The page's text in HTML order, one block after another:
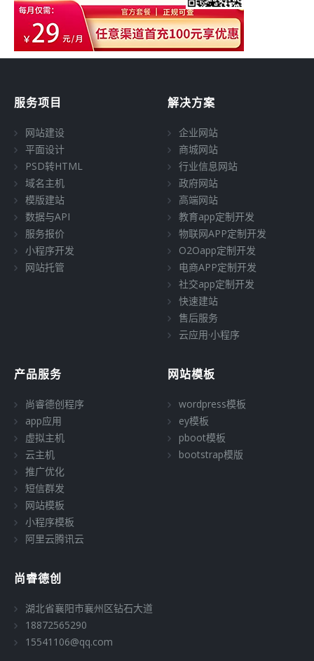
服务项目
网站建设
平面设计
PSD转HTML
域名主机
模版建站
数据与API
服务报价
小程序开发
网站托管
解决方案
企业网站
商城网站
行业信息网站
政府网站
高端网站
教育app定制开发
物联网APP定制开发
O2Oapp定制开发
电商APP定制开发
社交app定制开发
快速建站
售后服务
云应用·小程序
产品服务
尚睿德创程序
app应用
虚拟主机
云主机
推广优化
短信群发
网站模板
小程序模板
阿里云腾讯云
网站模板
wordpress模板
ey模板
pboot模板
bootstrap模版
尚睿德创
湖北省襄阳市襄州区钻石大道
18872565290
15541106@qq.com